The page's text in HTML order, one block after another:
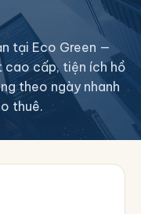
tại Eco Green —
cao cấp, tiện ích hồ
theo ngày nhanh
thuê.